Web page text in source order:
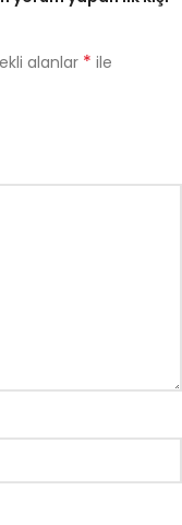
alanlar * ile